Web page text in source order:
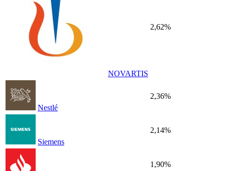
NOVARTIS
2,62%
Nestlé
2,36%
Siemens
2,14%
1,90%